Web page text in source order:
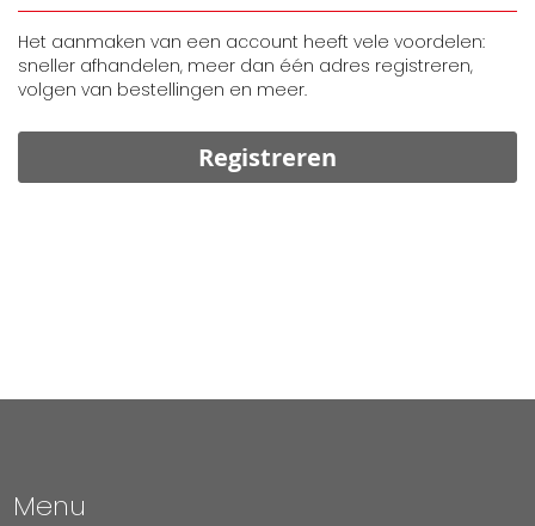
Het aanmaken van een account heeft vele voordelen:
sneller afhandelen, meer dan één adres registreren,
volgen van bestellingen en meer.
Registreren
Menu